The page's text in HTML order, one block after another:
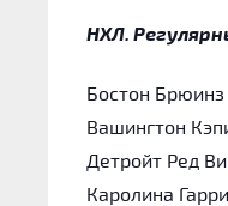
НХЛ.
Бостон Брюинз
Вашингтон
Детройт Ред
Каролина